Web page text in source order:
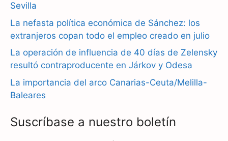
k
m
p
Sevilla
La nefasta política económica de Sánchez: los
extranjeros copan todo el empleo creado en julio
La operación de influencia de 40 días de Zelensky
resultó contraproducente en Járkov y Odesa
La importancia del arco Canarias-Ceuta/Melilla-
Baleares
Suscríbase a nuestro boletín